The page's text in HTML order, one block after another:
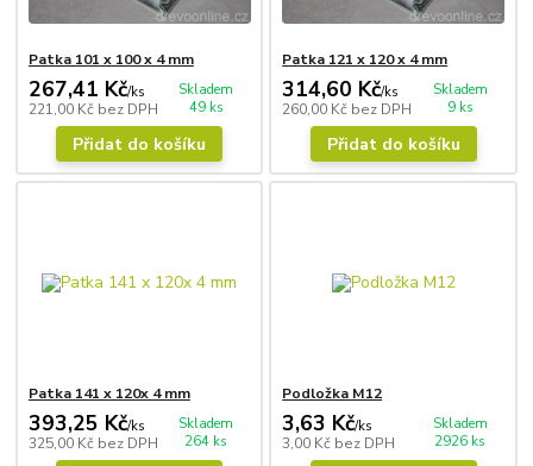
Patka 101 x 100 x 4 mm
267,41 Kč/ks
221,00 Kč bez DPH
Skladem
49 ks
Přidat do košíku
Patka 121 x 120 x 4 mm
314,60 Kč/ks
260,00 Kč bez DPH
Skladem
9 ks
Přidat do košíku
Patka 141 x 120x 4 mm
393,25 Kč/ks
325,00 Kč bez DPH
Skladem
264 ks
Podložka M12
3,63 Kč/ks
3,00 Kč bez DPH
Skladem
2926 ks